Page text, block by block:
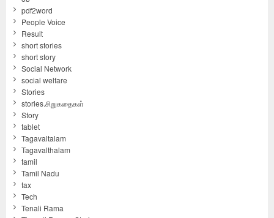
pdf2word
People Voice
Result
short stories
short story
Social Network
social welfare
Stories
stories.சிறுகதைகள்
Story
tablet
Tagavaltalam
Tagavalthalam
tamil
Tamil Nadu
tax
Tech
Tenali Rama